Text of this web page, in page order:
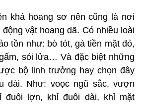
khá hoang sơ nên cũng là nơi
vật hoang dã. Có nhiều loài
tồn như: bò tót, gà tiền mặt đỏ,
sói lửa… Và đặc biệt những
bộ linh trưởng hay chọn đây
dài. Như: voọc ngũ sắc, vượn
đuôi lợn, khỉ đuôi dài, khỉ mặt